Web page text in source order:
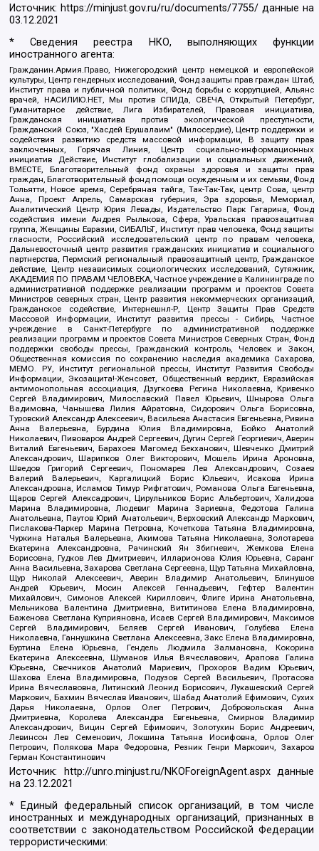
Источник: https://minjust.gov.ru/ru/documents/7755/ данные на
03.12.2021
* Сведения реестра НКО, выполняющих функции
иностранного агента:
Гражданин.Армия.Право, Нижегородский центр немецкой и европейской
культуры, Центр гендерных исследований, Фонд защиты прав граждан Штаб,
Институт права и публичной политики, Фонд борьбы с коррупцией, Альянс
врачей, НАСИЛИЮ.НЕТ, Мы против СПИДа, СВЕЧА, Открытый Петербург,
Гуманитарное действие, Лига Избирателей, Правовая инициатива,
Гражданская инициатива против экологической преступности,
Гражданский Союз, "Хасдей Ерушалаим" (Милосердие), Центр поддержки и
содействия развитию средств массовой информации, В защиту прав
заключенных, Горячая Линия, Центр социально-информационных
инициатив Действие, Институт глобализации и социальных движений,
ВМЕСТЕ, Благотворительный фонд охраны здоровья и защиты прав
граждан, Благотворительный фонд помощи осужденным и их семьям, Фонд
Тольятти, Новое время, Серебряная тайга, Так-Так-Так, центр Сова, центр
Анна, Проект Апрель, Самарская губерния, Эра здоровья, Мемориал,
Аналитический Центр Юрия Левады, Издательство Парк Гагарина, Фонд
содействия имени Андрея Рылькова, Сфера, Уральская правозащитная
группа, Женщины Евразии, СИБАЛЬТ, Институт прав человека, Фонд защиты
гласности, Российский исследовательский центр по правам человека,
Дальневосточный центр развития гражданских инициатив и социального
партнерства, Пермский региональный правозащитный центр, Гражданское
действие, Центр независимых социологических исследований, Сутяжник,
АКАДЕМИЯ ПО ПРАВАМ ЧЕЛОВЕКА, Частное учреждение в Калининграде по
административной поддержке реализации программ и проектов Совета
Министров северных стран, Центр развития некоммерческих организаций,
Гражданское содействие, Интернешнл-Р, Центр Защиты Прав Средств
Массовой Информации, Институт развития прессы - Сибирь, Частное
учреждение в Санкт-Петербурге по административной поддержке
реализации программ и проектов Совета Министров Северных Стран, Фонд
поддержки свободы прессы, Гражданский контроль, Человек и Закон,
Общественная комиссия по сохранению наследия академика Сахарова,
МЕМО. РУ, Институт региональной прессы, Институт Развития Свободы
Информации, Экозащита!-Женсовет, Общественный вердикт, Евразийская
антимонопольная ассоциация, Дзугкоева Регина Николаевна, Кривенко
Сергей Владимирович, Милославский Павел Юрьевич, Шнырова Ольга
Вадимовна, Чанышева Лилия Айратовна, Сидорович Ольга Борисовна,
Туровский Александр Алексеевич, Васильева Анастасия Евгеньевна, Ривина
Анна Валерьевна, Бурдина Юлия Владимировна, Бойко Анатолий
Николаевич, Пивоваров Андрей Сергеевич, Дугин Сергей Георгиевич, Аверин
Виталий Евгеньевич, Барахоев Магомед Бекханович, Шевченко Дмитрий
Александрович, Шарипков Олег Викторович, Мошель Ирина Ароновна,
Шведов Григорий Сергеевич, Пономарев Лев Александрович, Созаев
Валерий Валерьевич, Каргалицкий Борис Юльевич, Исакова Ирина
Александровна, Исламов Тимур Рифгатович, Романова Ольга Евгеньевна,
Щаров Сергей Алексадрович, Цирульников Борис Альбертович, Халидова
Марина Владимировна, Людевиг Марина Зариевна, Федотова Галина
Анатольевна, Паутов Юрий Анатольевич, Верховский Александр Маркович,
Пислакова-Паркер Марина Петровна, Кочеткова Татьяна Владимировна,
Чуркина Наталья Валерьевна, Акимова Татьяна Николаевна, Золотарева
Екатерина Александровна, Рачинский Ян Збигневич, Жемкова Елена
Борисовна, Гудков Лев Дмитриевич, Илларионова Юлия Юрьевна, Саранг
Анна Васильевна, Захарова Светлана Сергеевна, Щур Татьяна Михайловна,
Щур Николай Алексеевич, Аверин Владимир Анатольевич, Блинушов
Андрей Юрьевич, Мосин Алексей Геннадьевич, Гефтер Валентин
Михайлович, Симонов Алексей Кириллович, Флиге Ирина Анатольевна,
Мельникова Валентина Дмитриевна, Вититинова Елена Владимировна,
Баженова Светлана Куприяновна, Исаев Сергей Владимирович, Максимов
Сергей Владимирович, Беляев Сергей Иванович, Голубева Елена
Николаевна, Ганнушкина Светлана Алексеевна, Закс Елена Владимировна,
Буртина Елена Юрьевна, Гендель Людмила Залмановна, Кокорина
Екатерина Алексеевна, Шуманов Илья Вячеславович, Арапова Галина
Юрьевна, Свечников Анатолий Мариевич, Прохоров Вадим Юрьевич,
Шахова Елена Владимировна, Подузов Сергей Васильевич, Протасова
Ирина Вячеславовна, Литинский Леонид Борисович, Лукашевский Сергей
Маркович, Бахмин Вячеслав Иванович, Шабад Анатолий Ефимович, Сухих
Дарья Николаевна, Орлов Олег Петрович, Добровольская Анна
Дмитриевна, Королева Александра Евгеньевна, Смирнов Владимир
Александрович, Вицин Сергей Ефимович, Золотухин Борис Андреевич,
Левинсон Лев Семенович, Локшина Татьяна Иосифовна, Орлов Олег
Петрович, Полякова Мара Федоровна, Резник Генри Маркович, Захаров
Герман Константинович
Источник: http://unro.minjust.ru/NKOForeignAgent.aspxданные
на23.12.2021
* Единый федеральный список организаций, в том числе
иностранных и международных организаций, признанных в
соответствии с законодательством Российской Федерации
террористическими: